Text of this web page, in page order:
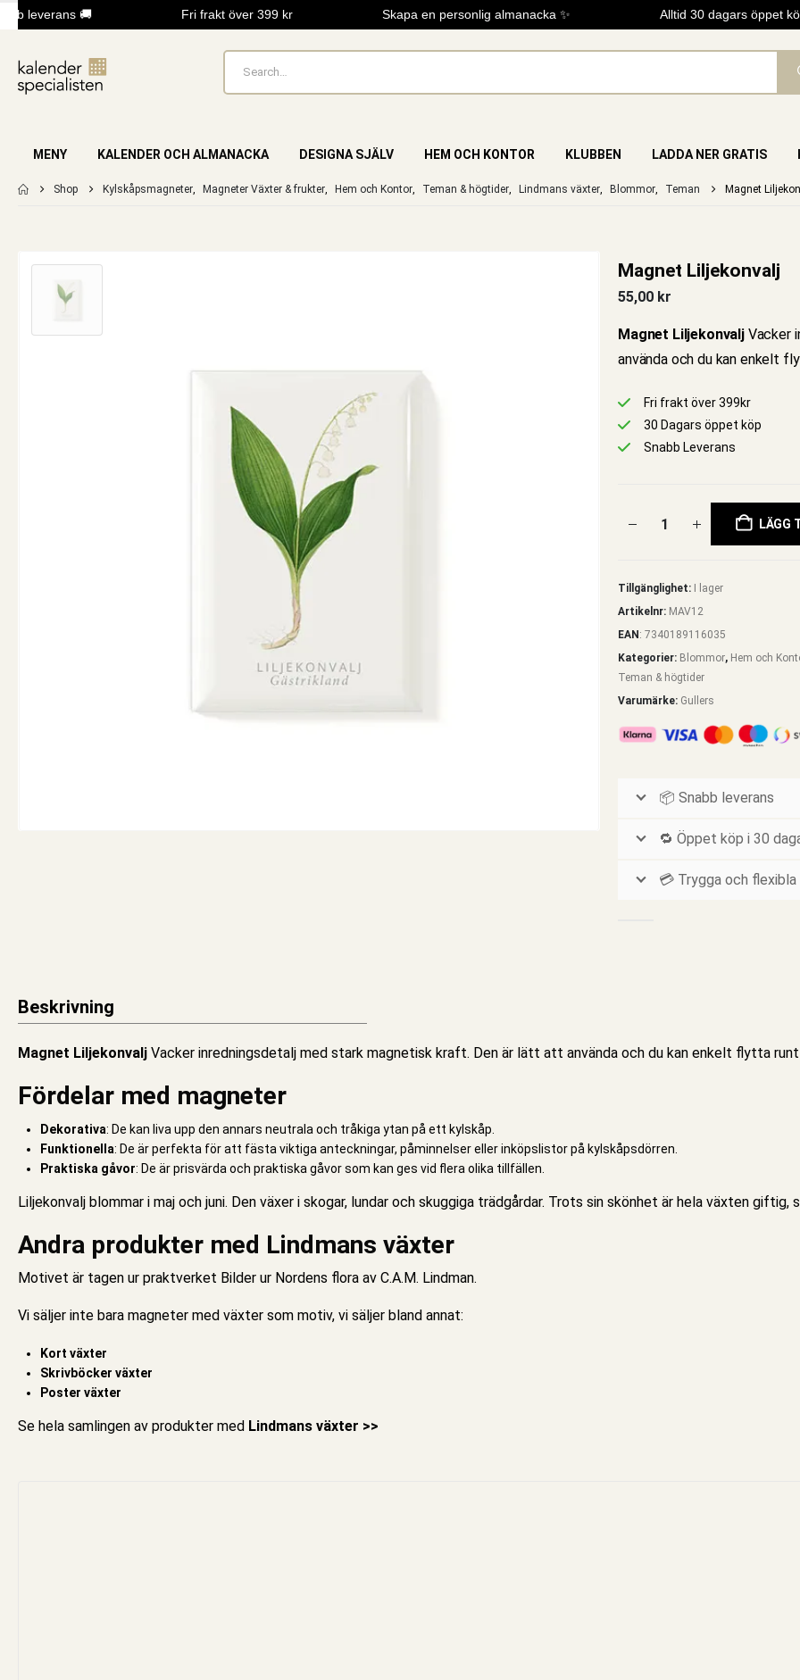
leverans 🚚 Fri frakt över 399 kr Skapa en personlig almanacka ✨ Alltid 30 dagars öppet köp
MENY KALENDER OCH ALMANACKA DESIGNA SJÄLV HEM OCH KONTOR KLUBBEN LADDA NER GRATIS
Shop Kylskåpsmagneter, Magneter Växter & frukter, Hem och Kontor, Teman & högtider, Lindmans växter, Blommor, Teman Magnet
Magnet Liljekonvalj
55,00 kr
Magnet Liljekonvalj Vacker
använda och du kan enkelt
Fri frakt över 399kr
30 Dagars öppet köp
Snabb Leverans
LÄGG
Tillgänglighet:
I lager
Artikelnr: MAV12
EAN : 7340189116035
Kategorier: Blommor, Hem och
Teman & högtider
Varumärke: Gullers
📦 Snabb leverans
🔁 Öppet köp i 30
💳 Trygga och
Beskrivning
Magnet Liljekonvalj Vacker inredningsdetalj med stark magnetisk kraft. Den är lätt att använda och du kan enkelt flytta
Fördelar med magneter
Dekorativa: De kan liva upp den annars neutrala och tråkiga ytan på ett kylskåp.
Funktionella: De är perfekta för att fästa viktiga anteckningar, påminnelser eller inköpslistor på kylskåpsdörren.
Praktiska gåvor: De är prisvärda och praktiska gåvor som kan ges vid flera olika tillfällen.
Liljekonvalj blommar i maj och juni. Den växer i skogar, lundar och skuggiga trädgårdar. Trots sin skönhet är hela växten
Andra produkter med Lindmans växter
Motivet är tagen ur praktverket Bilder ur Nordens flora av C.A.M. Lindman.
Vi säljer inte bara magneter med växter som motiv, vi säljer bland annat:
Kort växter
Skrivböcker växter
Poster växter
Se hela samlingen av produkter med Lindmans växter >>